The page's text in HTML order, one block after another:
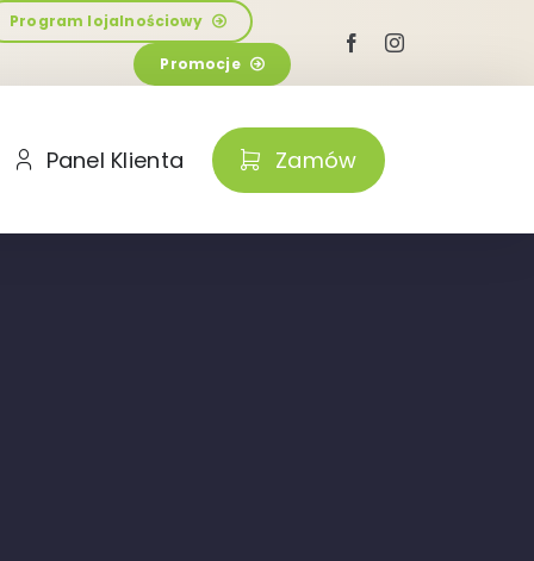
Program lojalnościowy
Promocje
Panel Klienta Zamów